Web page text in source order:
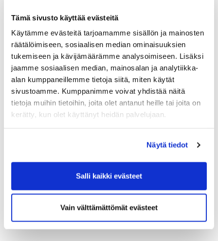
Tämä sivusto käyttää evästeitä
Käytämme evästeitä tarjoamamme sisällön ja mainosten
räätälöimiseen, sosiaalisen median ominaisuuksien
tukemiseen ja kävijämäärämme analysoimiseen. Lisäksi
jaamme sosiaalisen median, mainosalan ja analytiikka-
alan kumppaneillemme tietoja siitä, miten käytät
sivustoamme. Kumppanimme voivat yhdistää näitä
tietoja muihin tietoihin, joita olet antanut heille tai joita on
kerätty, kun olet käyttänyt heidän palvelujaan.
Näytä tiedot
Salli kaikki evästeet
Vain välttämättömät evästeet
ilmestyy sivun oikeaan yläkulmaan nimesi.
Vie kursori nimesi päälle ja klikkaa kohtaa
oma tili. Omalta tililtäsi pääset
tarkistamaan ja muokkaamaan
yhteystietojasi, vaihtamaan salasanan ja
tekemään pelioikeusilmoituksen.
Oma tili / osakkeet. Pelioikeusilmoitus
tehdään klikkaamalla kohdasta osakkeet,
valitse osake klikkaamalla osakkeen
numeroa ja valitse alavalikosta miten haluat
B- ja C-osakkeen
hoitovastike maksetaan vain niiltä vuosilta,
kun osakkeen pelioikeus/peliliput halutaan
osakkeen pelioikeuden/peliliput käyttöön,
ole yhteydessä Seijaan